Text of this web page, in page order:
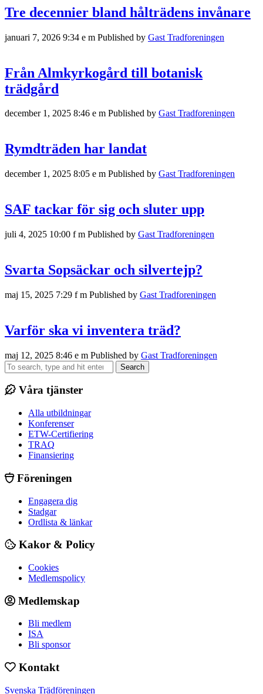
Tre decennier bland hålträdens invånare
januari 7, 2026 9:34 e m Published by Gast Tradforeningen
Från Almkyrkogård till botanisk
trädgård
december 1, 2025 8:46 e m Published by Gast Tradforeningen
Rymdträden har landat
december 1, 2025 8:05 e m Published by Gast Tradforeningen
SAF tackar för sig och sluter upp
juli 4, 2025 10:00 f m Published by Gast Tradforeningen
Svarta Sopsäckar och silvertejp?
maj 15, 2025 7:29 f m Published by Gast Tradforeningen
Varför ska vi inventera träd?
maj 12, 2025 8:46 e m Published by Gast Tradforeningen
Search
Våra tjänster
Alla utbildningar
Konferenser
ETW-Certifiering
TRAQ
Finansiering
Föreningen
Engagera dig
Stadgar
Ordlista & länkar
Kakor & Policy
Cookies
Medlemspolicy
Medlemskap
Bli medlem
ISA
Bli sponsor
Kontakt
Svenska Trädföreningen